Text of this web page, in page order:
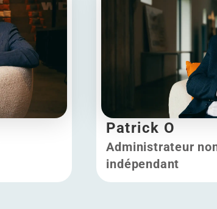
Patrick O
Administrateur
indépendant
Patrick O